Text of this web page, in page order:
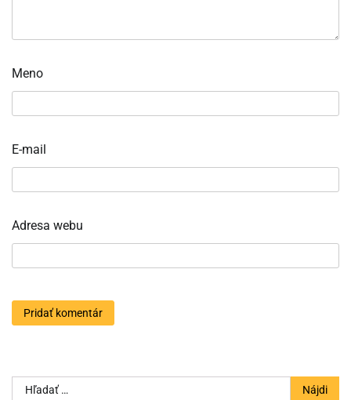
Meno
E-mail
Adresa webu
Hľadať: